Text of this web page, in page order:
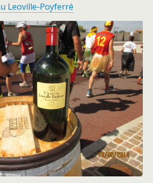
Leoville-Poyferré